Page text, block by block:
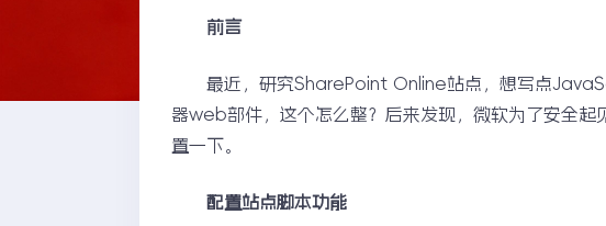
前言
最近，研究SharePoint Online站点，想写点
器web部件，这个怎么整？后来发现，微软为了安全起
置一下。
配置站点脚本功能